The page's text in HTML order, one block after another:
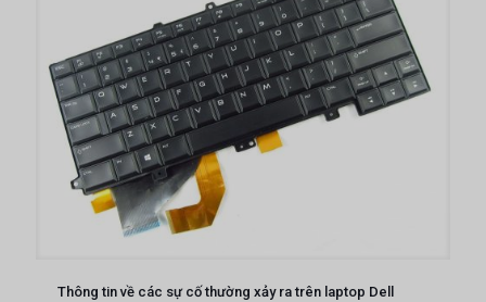
Thông tin về các sự cố thường xảy ra trên laptop Dell